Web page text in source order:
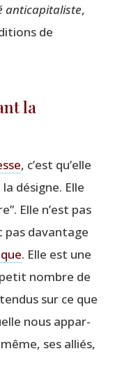
anti­ca­pi­ta­liste,
de
la
, c’est qu’elle
désigne. Elle
Elle n’est pas
pas davan­tage
. Elle est une
nombre de
sur ce que
nous appar­
ses alliés,